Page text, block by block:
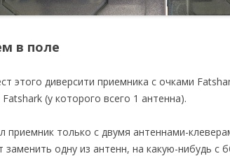
в поле
этого диверсити приемника с очками
(у которого всего 1 антенна).
приемник только с двумя антеннами-
заменить одну из антенн, на какую-нибудь с